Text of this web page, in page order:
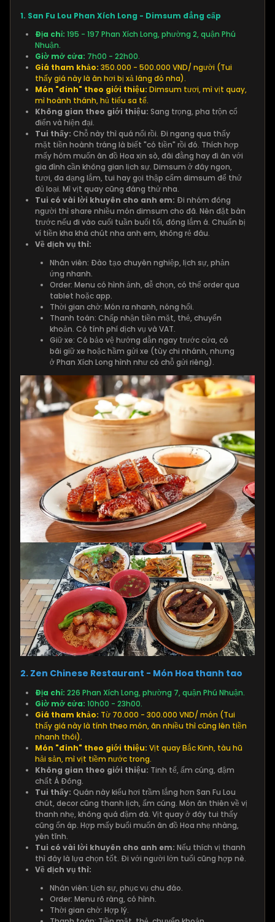
1. San Fu Lou Phan Xích Long - Dimsum đẳng cấp
Địa chỉ: 195 - 197 Phan Xích Long, phường 2, quận Phú
Nhuận.
Giờ mở cửa: 7h00 - 22h00.
Giá tham khảo: 350.000 - 500.000 VND/ người (Tui
thấy giá này là ăn hơi bị xả láng đó nha).
Món "đinh" theo giới thiệu: Dimsum tươi, mì vịt quay,
mì hoành thánh, hủ tiếu sa tế.
Không gian theo giới thiệu: Sang trọng, pha trộn cổ
điển và hiện đại.
Tui thấy: Chỗ này thì quá nổi rồi. Đi ngang qua thấy
mặt tiền hoành tráng là biết "có tiền" rồi đó. Thích hợp
mấy hôm muốn ăn đồ Hoa xịn sò, đãi đằng hay đi ăn với
gia đình cần không gian lịch sự. Dimsum ở đây ngon,
tươi, đa dạng lắm, tui hay gọi thập cẩm dimsum để thử
đủ loại. Mì vịt quay cũng đáng thử nha.
Tui có vài lời khuyên cho anh em: Đi nhóm đông
người thì share nhiều món dimsum cho đã. Nên đặt bàn
trước nếu đi vào cuối tuần buổi tối, đông lắm á. Chuẩn bị
ví tiền kha khá chút nha anh em, không rẻ đâu.
Về dịch vụ thì:
Nhân viên: Đào tạo chuyên nghiệp, lịch sự, phản
ứng nhanh.
Order: Menu có hình ảnh, dễ chọn, có thể order qua
tablet hoặc app.
Thời gian chờ: Món ra nhanh, nóng hổi.
Thanh toán: Chấp nhận tiền mặt, thẻ, chuyển
khoản. Có tính phí dịch vụ và VAT.
Giữ xe: Có bảo vệ hướng dẫn ngay trước cửa, có
bãi giữ xe hoặc hầm gửi xe (tùy chi nhánh, nhưng
ở Phan Xích Long hình như có chỗ gửi riêng).
2. Zen Chinese Restaurant - Món Hoa thanh tao
Địa chỉ: 226 Phan Xích Long, phường 7, quận Phú Nhuận.
Giờ mở cửa: 10h00 - 23h00.
Giá tham khảo: Từ 70.000 - 300.000 VND/ món (Tui
thấy giá này là tính theo món, ăn nhiều thì cũng lên tiền
nhanh thôi).
Món "đinh" theo giới thiệu: Vịt quay Bắc Kinh, tàu hũ
hải sản, mì vịt tiềm nước trong.
Không gian theo giới thiệu: Tinh tế, ấm cúng, đậm
chất Á Đông.
Tui thấy: Quán này kiểu hơi trầm lắng hơn San Fu Lou
chút, decor cũng thanh lịch, ấm cúng. Món ăn thiên về vị
thanh nhẹ, không quá đậm đà. Vịt quay ở đây tui thấy
cũng ổn áp. Hợp mấy buổi muốn ăn đồ Hoa nhẹ nhàng,
yên tĩnh.
Tui có vài lời khuyên cho anh em: Nếu thích vị thanh
thì đây là lựa chọn tốt. Đi với người lớn tuổi cũng hợp nè.
Về dịch vụ thì:
Nhân viên: Lịch sự, phục vụ chu đáo.
Order: Menu rõ ràng, có hình.
Thời gian chờ: Hợp lý.